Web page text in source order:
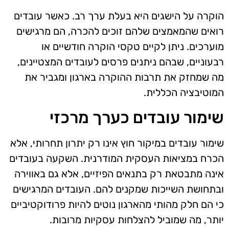
הוקרה על הישגים היא בעלת ערך רב. כאשר עובדים
רואים שהמאמצים שלהם זוכים להכרה, הם מרגישים
מוערכים. ניתן לקיים טקסי הוקרה חודשיים או
רבעוניים, שבהם ניתנים פרסים לעובדים המצטיינים,
מה שמחזק את תרבות ההוקרה בארגון ומגביר את
המוטיבציה הכללית.
שימור עובדים כערך מרכזי
שימור עובדים במיקור חוץ אינו רק יתרון תחרותי, אלא
הכרח במציאות העסקית המודרנית. השקעה בעובדים
אינה מתבטאת רק בתנאים הפיזיים, אלא גם באווירה
ובתחושת השייכות שמקנים להם. העובדים המרגישים
כי הם חלק מהותי מהארגון נוטים להיות פרודוקטיביים
יותר, מה שמוביל להצלחות עסקיות מרובות.